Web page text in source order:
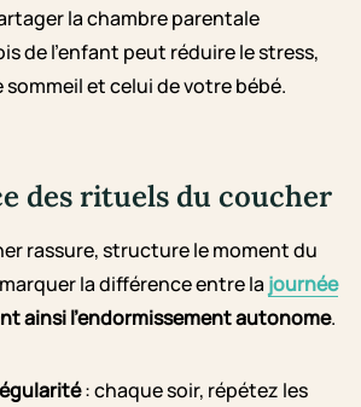
la chambre parentale
de l’enfant peut réduire le stress,
et celui de votre bébé.
des rituels du coucher
rassure, structure le moment du
la différence entre la journée
ainsi l’endormissement autonome.
: chaque soir, répétez les